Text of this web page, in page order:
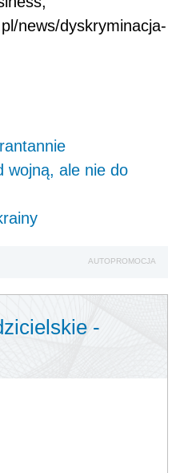
news/dyskryminacja-
wojną, ale nie do
AUTOPROMOCJA
-